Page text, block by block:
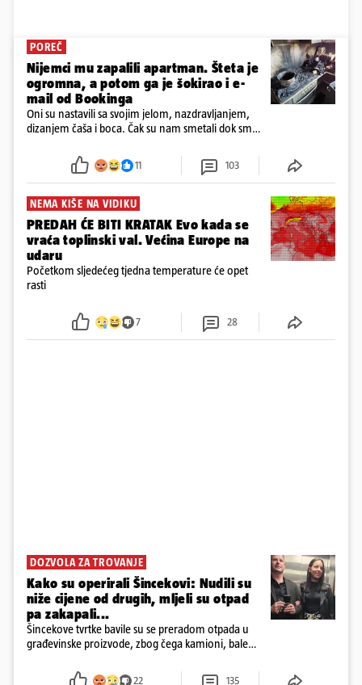
POREČ
Nijemci mu zapalili apartman. Šteta je
ogromna, a potom ga je šokirao i e-
mail od Bookinga
Oni su nastavili sa svojim jelom, nazdravljanjem,
dizanjem čaša i boca. Čak su nam smetali dok smo
požar, rekao je vlasnik
11 103
NEMA KIŠE NA VIDIKU
PREDAH ĆE BITI KRATAK Evo kada se
vraća toplinski val. Većina Europe na
udaru
Početkom sljedećeg tjedna temperature će opet
rasti
7 28
DOZVOLA ZA TROVANJE
Kako su operirali Šincekovi: Nudili su
niže cijene od drugih, mljeli su otpad
pa zakapali...
Šincekove tvrtke bavile su se preradom otpada u
građevinske proizvode, zbog čega kamioni, bale
22 135